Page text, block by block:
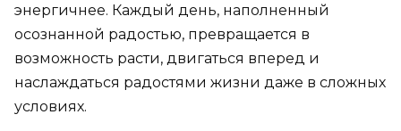
энергичнее. Каждый день, наполненный
осознанной радостью, превращается в
возможность расти, двигаться вперед и
наслаждаться радостями жизни даже в сложных
условиях.